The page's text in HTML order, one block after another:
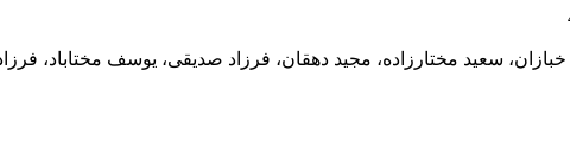
خبازان، سعید مختارزاده، مجید دهقان، فرزاد صدیقی، یوسف مختاباد،